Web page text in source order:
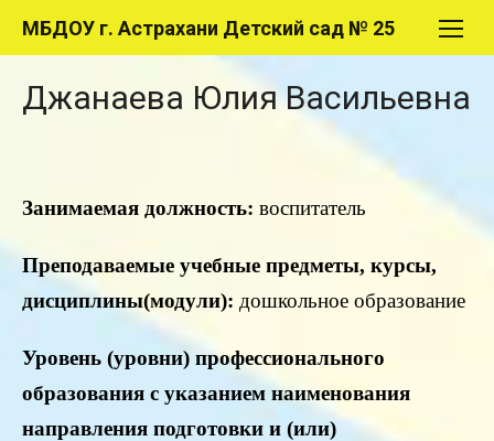
МБДОУ г. Астрахани Детский сад № 25
Джанаева Юлия Васильевна
Занимаемая должность: воспитатель
Преподаваемые учебные предметы, курсы,
дисциплины(модули): дошкольное образование
Уровень (уровни) профессионального
образования с указанием наименования
направления подготовки и (или)